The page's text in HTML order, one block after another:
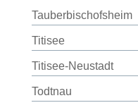
Tauberbischofsheim
Titisee
Titisee-Neustadt
Todtnau